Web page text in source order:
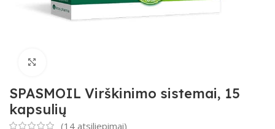
SPASMOIL Virškinimo sistemai, 15
kapsulių
(14 atsiliepimai)